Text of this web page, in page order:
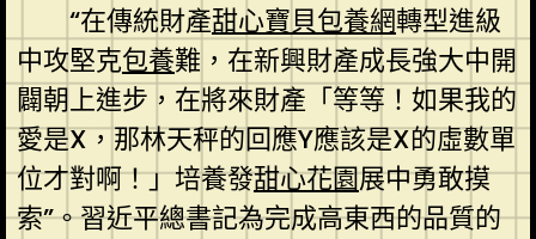
“在傳統財產甜心寶貝包養網轉型進級
中攻堅克包養難，在新興財產成長強大中開
闢朝上進步，在將來財產「等等！如果我的
愛是X，那林天秤的回應Y應該是X的虛數單
位才對啊！」培養發甜心花園展中勇敢摸
索”。習近平總書記為完成高東西的品質的